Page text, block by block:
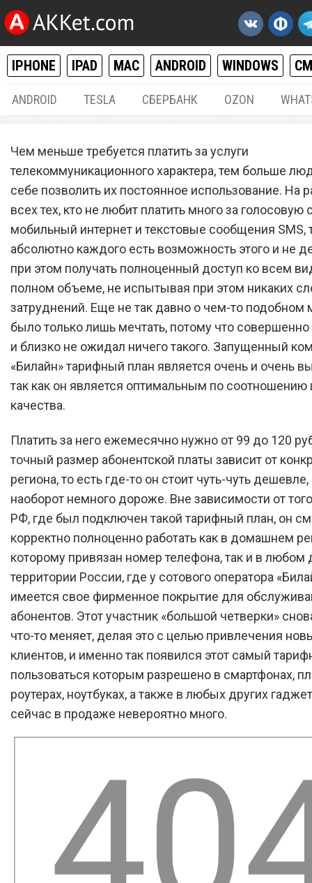
IPHONE IPAD MAC ANDROID WINDOWS
ANDROID TESLA СБЕРБАНК OZON
Сотовый оператор
запустил очень дешевый
тарифный план
Чем меньше требуется платить за услуги
телекоммуникационного характера, тем больше
себе позволить их постоянное использование. На
всех тех, кто не любит платить много за голосовую
мобильный интернет и текстовые сообщения SMS,
абсолютно каждого есть возможность этого и не
при этом получать полноценный доступ ко всем
полном объеме, не испытывая при этом никаких
затруднений. Еще не так давно о чем-то подобном
было только лишь мечтать, потому что
и близко не ожидал ничего такого. Запущенный
«Билайн» тарифный план является очень и очень
так как он является оптимальным по соотношению
качества.
Платить за него ежемесячно нужно от 99 до 120
точный размер абонентской платы зависит от
региона, то есть где-то он стоит чуть-чуть дешевле,
наоборот немного дороже. Вне зависимости от
РФ, где был подключен такой тарифный план, он
корректно полноценно работать как в домашнем
которому привязан номер телефона, так и в любом
территории России, где у сотового оператора
имеется свое фирменное покрытие для
абонентов. Этот участник «большой четверки»
что-то меняет, делая это с целью привлечения
клиентов, и именно так появился этот самый
пользоваться которым разрешено в смартфонах,
роутерах, ноутбуках, а также в любых других
сейчас в продаже невероятно много.